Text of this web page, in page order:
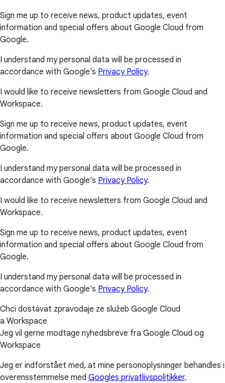
Sign me up to receive news, product updates, event
information and special offers about Google Cloud from
Google.
I understand my personal data will be processed in
accordance with Google’s Privacy Policy.
I would like to receive newsletters from Google Cloud and
Workspace.
Sign me up to receive news, product updates, event
information and special offers about Google Cloud from
Google.
I understand my personal data will be processed in
accordance with Google’s Privacy Policy.
I would like to receive newsletters from Google Cloud and
Workspace.
Sign me up to receive news, product updates, event
information and special offers about Google Cloud from
Google.
I understand my personal data will be processed in
accordance with Google’s Privacy Policy.
Chci dostávat zpravodaje ze služeb Google Cloud
a Workspace
Jeg vil gerne modtage nyhedsbreve fra Google Cloud og
Workspace
Jeg er indforstået med, at mine personoplysninger behandles i
overensstemmelse med Googles privatlivspolitikker.